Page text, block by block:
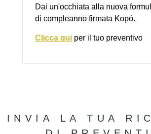
Dai un'occhiata alla nuova
di compleanno firmata Kopó.
Clicca qui per il tuo preventivo
INVIA LA TUA